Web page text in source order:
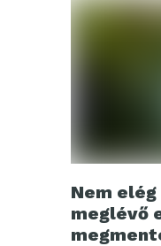
Nem
meglévő